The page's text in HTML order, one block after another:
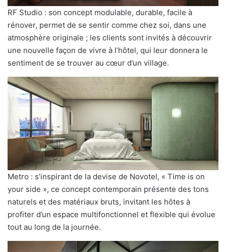
RF Studio : son concept modulable, durable, facile à
rénover, permet de se sentir comme chez soi, dans une
atmosphère originale ; les clients sont invités à découvrir
une nouvelle façon de vivre à l’hôtel, qui leur donnera le
sentiment de se trouver au cœur d’un village.
Metro : s’inspirant de la devise de Novotel, « Time is on
your side », ce concept contemporain présente des tons
naturels et des matériaux bruts, invitant les hôtes à
profiter d’un espace multifonctionnel et flexible qui évolue
tout au long de la journée.